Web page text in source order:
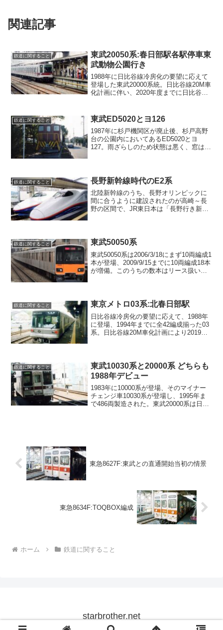
関連記事
鉄道に関すること
東武20050系:春日部駅各駅停車東
武動物公園行き
1988年に日比谷線冷房化の要望に応えて
登場した東武20000系統。日比谷線20M車
化計画に伴い、2020年度までに日比谷線
カル運用されている。
鉄道に関すること 東武ED5020とヨ126
1987年に杉戸機関区が廃止後、杉戸高野
台の公園内においてあるED5020とヨ
127。雨ざらしのため状態は悪く、窓はす
鉄道に関すること 長野新幹線時代のE2系
北陸新幹線のうち、長野オリンピックに
間に合うように建設されたのが高崎～長
野の区間で、JR東日本は「長野行き新幹
鉄道に関すること 東武50050系
東武50050系は2006/3/18にまず10両編成1
本が登場、2009/9/15までに10両編成18本
が増備。このうちの数本はリース扱いで
鉄道に関すること 東京メトロ03系:北春日部駅
日比谷線冷房化の要望に応えて、1988年
に登場、1994年までに全42編成揃った03
系。日比谷線20M車化計画により2019年
鉄道に関すること
東武10030系と20000系 どちらも
1988年デビュー
1983年に10000系が登場、そのマイナー
チェンジ車10030系が登場し、1995年ま
で486両製造された。東武20000系は日比
東急8627F:東武との直通開始当初の情景
東急8634F:TOQBOX編成
ホーム 鉄道に関すること
starbrother.net